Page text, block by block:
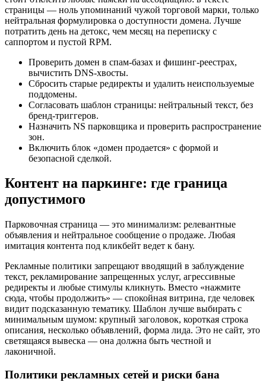
страницы — ноль упоминаний чужой торговой марки, только
нейтральная формулировка о доступности домена. Лучше
потратить день на детокс, чем месяц на переписку с
саппортом и пустой RPM.
Проверить домен в спам‑базах и фишинг‑реестрах,
вычистить DNS‑хвосты.
Сбросить старые редиректы и удалить неиспользуемые
поддомены.
Согласовать шаблон страницы: нейтральный текст, без
бренд‑триггеров.
Назначить NS парковщика и проверить распространение
зон.
Включить блок «домен продается» с формой и
безопасной сделкой.
Контент на паркинге: где граница
допустимого
Парковочная страница — это минимализм: релевантные
объявления и нейтральное сообщение о продаже. Любая
имитация контента под кликбейт ведет к бану.
Рекламные политики запрещают вводящий в заблуждение
текст, рекламирование запрещенных услуг, агрессивные
редиректы и любые стимулы кликнуть. Вместо «нажмите
сюда, чтобы продолжить» — спокойная витрина, где человек
видит подсказанную тематику. Шаблон лучше выбирать с
минимальным шумом: крупный заголовок, короткая строка
описания, несколько объявлений, форма лида. Это не сайт, это
светящаяся вывеска — она должна быть честной и
лаконичной.
Политики рекламных сетей и риски бана